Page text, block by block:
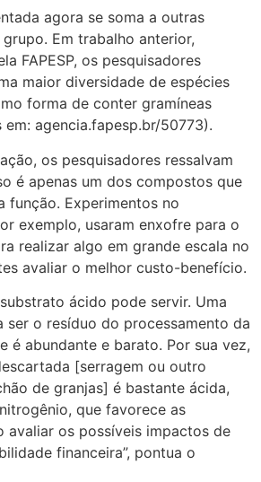
agora se soma a outras
Em trabalho anterior,
FAPESP, os pesquisadores
maior diversidade de espécies
forma de conter gramíneas
em: agencia.fapesp.br/50773).
os pesquisadores ressalvam
é apenas um dos compostos que
função. Experimentos no
exemplo, usaram enxofre para o
realizar algo em grande escala no
avaliar o melhor custo-benefício.
ácido pode servir. Uma
ser o resíduo do processamento da
é abundante e barato. Por sua vez,
[serragem ou outro
de granjas] é bastante ácida,
que favorece as
avaliar os possíveis impactos de
financeira”, pontua o